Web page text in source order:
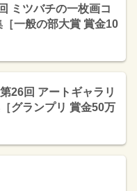
ミツバチの一枚画コ
一般の部大賞 賞金10
26回 アートギャラリ
グランプリ 賞金50万